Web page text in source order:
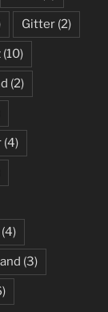
Gitter (2)
(10)
(2)
(4)
(4)
(3)